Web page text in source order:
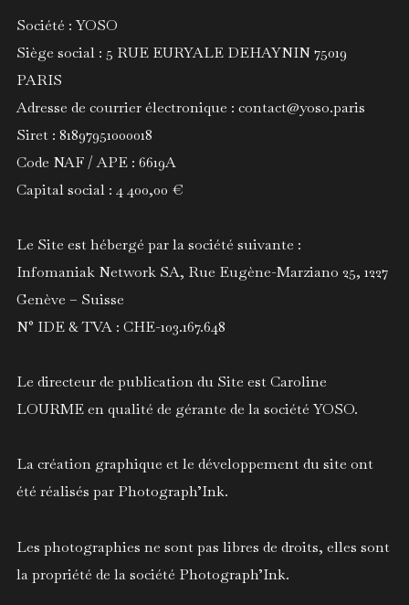
Société : YOSO
Siège social : 5 RUE EURYALE DEHAYNIN 75019
PARIS
Adresse de courrier électronique : contact@yoso.paris
Siret : 81897951000018
Code NAF / APE : 6619A
Capital social : 4 400,00 €
Le Site est hébergé par la société suivante :
Infomaniak Network SA, Rue Eugène-Marziano 25, 1227
Genève – Suisse
N° IDE & TVA : CHE-103.167.648
Le directeur de publication du Site est Caroline
LOURME en qualité de gérante de la société YOSO.
La création graphique et le développement du site ont
été réalisés par Photograph’Ink.
Les photographies ne sont pas libres de droits, elles sont
la propriété de la société Photograph’Ink.